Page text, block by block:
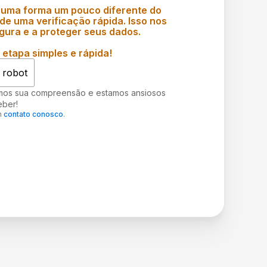
forma um pouco diferente do
uma verificação rápida. Isso nos
e a proteger seus dados.
simples e rápida!
robot
sua compreensão e estamos ansiosos
contato conosco.